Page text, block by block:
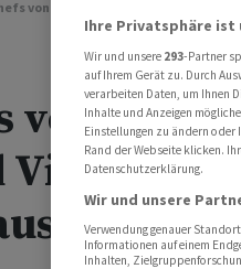
von ABB, Bucher und Vitra als
von ABB,
als
Ihre Privatsphäre ist
Wir und unsere 293-Partner
auf Ihrem Gerät zu. Durch
verarbeiten Daten, um Ihnen
Inhalte und Anzeigen
Einstellungen zu ändern oder
Rand der Webseite klicken.
Datenschutzerklärung.
Wir und unsere
Verwendung genauer
Informationen auf einem
Inhalten,